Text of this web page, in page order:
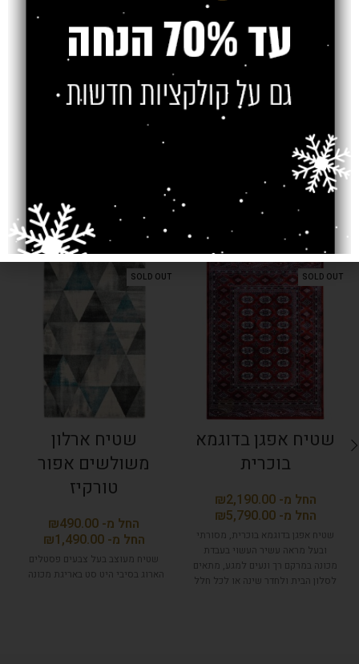
צרו קשר
מוצרים קשורים
SOLD OUT
שטיח אפגן בדוגמא
בוכרית
₪
₪
שטיח אפגן בדוגמא בוכרית, מסורתי
ובעל מראה עשיר העשוי בעבדת
מכונה במרקם רך ונעים למגע, מתאים
לסלון הבית ולחדר שינה או לכל חלל
SOLD OUT
שטיח ארלון
משולשים אפור
טורקיז
₪
₪
שטיח מעוצב בעל צבעים פסטלים
הארוג בסיבי היט סט באריגת מכונה